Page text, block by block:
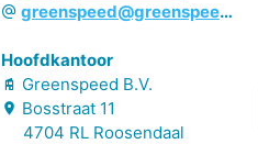
greenspeed@greenspeed.eu
Hoofdkantoor
Greenspeed B.V.
Bosstraat 11
4704 RL Roosendaal